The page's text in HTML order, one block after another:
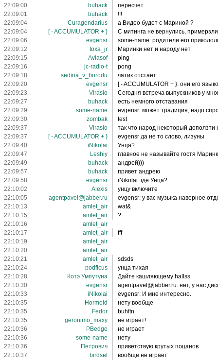
22:09:00 buhack
пересчет
22:09:01
buhack
!!!
22:09:04
Curagendarius
а Видео будет с Мариной ?
22:09:04
[ - ACCUMULATOR + }
C митинга не вернулись,
22:09:06
evgensr
some-name: родители его
22:09:12
toxa_jr
Маринки нет и народу нет
22:09:15
Avlasof
ping
22:09:16
jc-radio-t
pong
22:09:18
sedina_v_borodu
чатик отстает...
22:09:20
evgensr
[ - ACCUMULATOR + }: они его
22:09:23
Virasio
Сегодня встреча выпускников у
22:09:27
buhack
есть немного отставания
22:09:29
some-name
evgensr: может традиция, надо
22:09:30
zombak
test
22:09:37
Virasio
так что народ некоторый доползти
22:09:37
[ - ACCUMULATOR + }
evgensr да не то слово, лизуны
22:09:40
iNikolai
Унца?
22:09:47
Leshiy
главное не называйте гостя
22:09:49
buhack
андрей)))
22:09:57
buhack
привет андрею
22:09:58
evgensr
iNikolai: где Унца?
22:10:02
Alexis
унцу включите
22:10:05
agentpavel@jabber.ru
evgensr: у вас музыка наверное
22:10:13
amlet_air
wat&
22:10:15
amlet_air
?
22:10:16
amlet_air
22:10:17
amlet_air
fff
22:10:19
amlet_air
22:10:20
amlet_air
22:10:21
amlet_air
sdsds
22:10:24
podficus
унца тихая
22:10:28
Котэ Умпутуна
Дайте кашляющему hallss
22:10:30
evgensr
agentpavel@jabber.ru: нет, у нас
22:10:33
iNikolai
evgensr: И мне интересно.
22:10:35
Hormold
нету вообще
22:10:35
Fedor
buhftn
22:10:35
geronimo_maxy
не играет!
22:10:36
PBedge
не играет
22:10:36
some-name
нету
22:10:36
Петрович
приветствую крутых поцанов
22:10:37
birdset
вообще не играет